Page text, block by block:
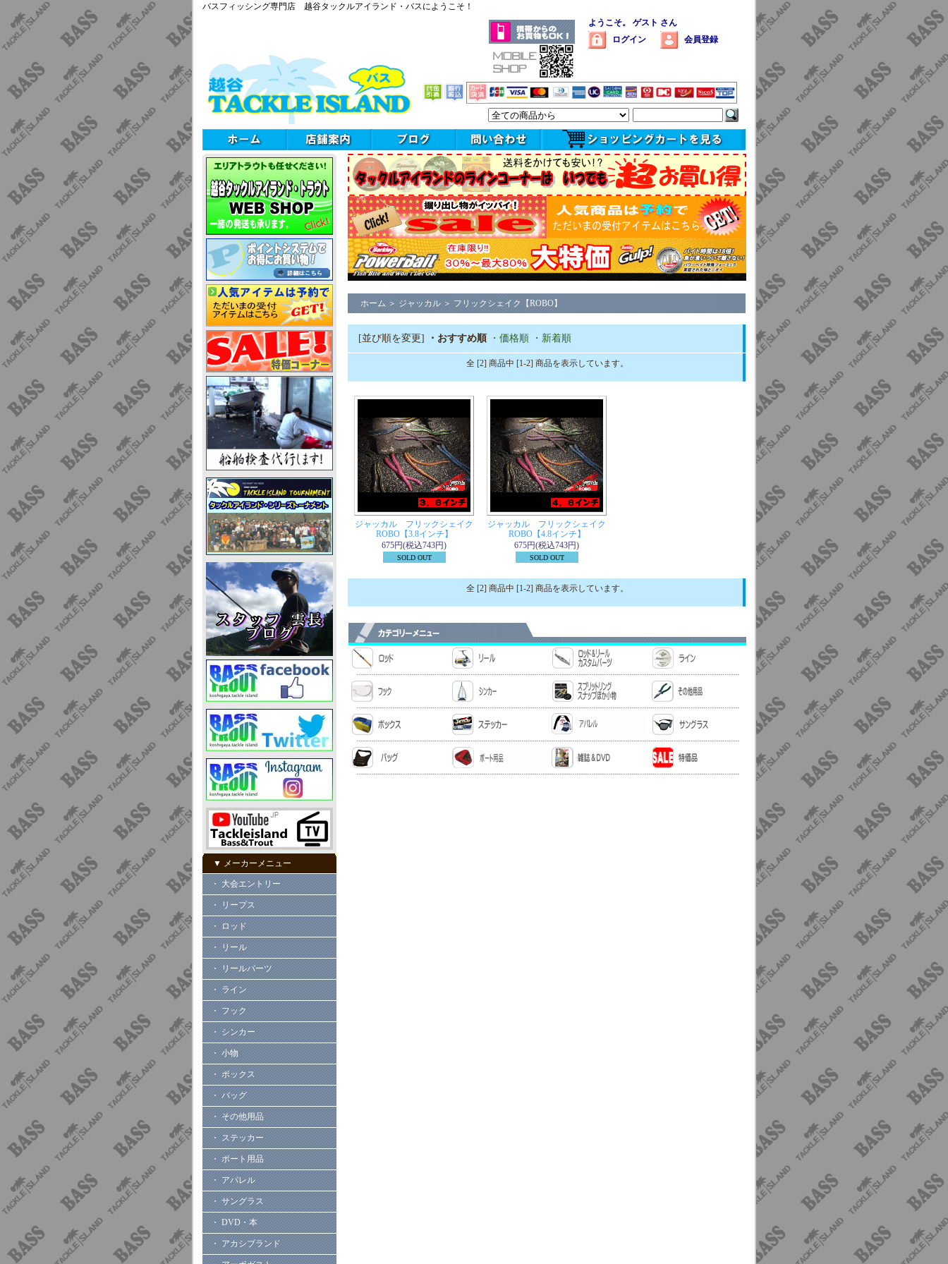
バスフィッシング専門店 越谷タックルアイランド・バスにようこそ！
ようこそ。 ゲスト さん
ログイン
会員登録
▼ メーカーメニュー
・ 大会エントリー
・ リープス
・ ロッド
・ リール
・ リールパーツ
・ ライン
・ フック
・ シンカー
・ 小物
・ ボックス
・ バッグ
・ その他用品
・ ステッカー
・ ボート用品
・ アパレル
・ サングラス
・ DVD・本
・ アカシブランド
ホーム ＞ ジャッカル ＞ フリックシェイク【ROBO】
[並び順を変更] ・おすすめ順 ・価格順 ・新着順
全 [2] 商品中 [1-2] 商品を表示しています。
ジャッカル フリックシェイク
ROBO【3.8インチ】
675円(税込743円)
SOLD OUT
ジャッカル フリックシェイク
ROBO【4.8インチ】
675円(税込743円)
SOLD OUT
全 [2] 商品中 [1-2] 商品を表示しています。